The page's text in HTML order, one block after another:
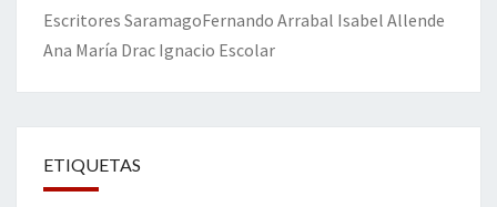
Escritores SaramagoFernando Arrabal Isabel Allende
Ana María Drac Ignacio Escolar
ETIQUETAS